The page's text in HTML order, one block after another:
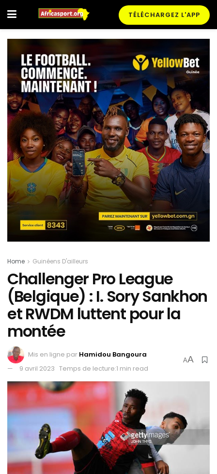
TÉLÉCHARGEZ L'APP
Home Guinéens D'ailleurs
Challenger Pro League
(Belgique) : I. Sory Sankhon
et RWDM luttent pour la
montée
Mis en ligne par Hamidou Bangoura
9 avril 2023 Temps de lecture:1 min read
AA